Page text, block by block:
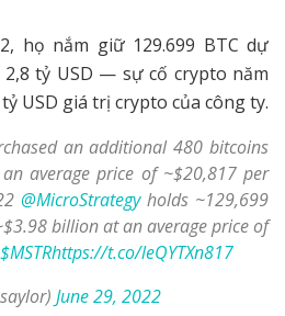
họ nắm giữ 129.699 BTC dự
tỷ USD — sự cố crypto năm
USD giá trị crypto của công ty.
an additional 480 bitcoins
average price of ~$20,817 per
@MicroStrategyholds ~129,699
billion at an average price of
$MSTRhttps://t.co/leQYTXn817
June 29, 2022